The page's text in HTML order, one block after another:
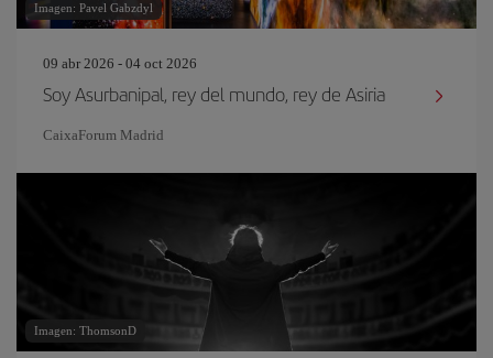
Imagen: Pavel Gabzdyl
09 abr 2026 - 04 oct 2026
Soy Asurbanipal, rey del mundo, rey de Asiria
CaixaForum Madrid
Imagen: ThomsonD